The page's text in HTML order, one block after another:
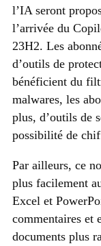
l’IA seront
l’arrivée du
23H2. Les
d’outils de
bénéficient du
malwares, les
plus, d’outils de
possibilité de
Par ailleurs, ce
plus facilement
Excel et
commentaires et
documents plus